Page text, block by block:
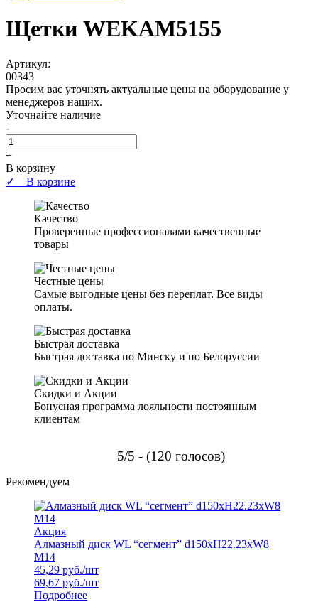
Щетки WEKAM5155
Артикул:
00343
Просим вас уточнять актуальные цены на оборудование у
менеджеров наших.
Уточнайте наличие
-
+
В корзину
✓ В корзине
Качество
Проверенные профессионалами качественные
товары
Честные цены
Самые выгодные цены без переплат. Все виды
оплаты.
Быстрая доставка
Быстрая доставка по Минску и по Белоруссии
Скидки и Акции
Бонусная программа лояльности постоянным
клиентам
5/5 - (120 голосов)
Рекомендуем
Акция
Алмазный диск WL “сегмент” d150xH22.23xW8
M14
45,29 руб./шт
69,67 руб./шт
Подробнее